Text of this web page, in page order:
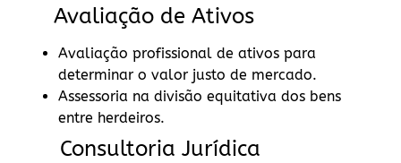
Avaliação de Ativos
Avaliação profissional de ativos para
determinar o valor justo de mercado.
Assessoria na divisão equitativa dos bens
entre herdeiros.
Consultoria Jurídica